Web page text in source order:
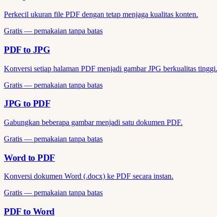
Perkecil ukuran file PDF dengan tetap menjaga kualitas konten.
Gratis — pemakaian tanpa batas
PDF to JPG
Konversi setiap halaman PDF menjadi gambar JPG berkualitas tinggi.
Gratis — pemakaian tanpa batas
JPG to PDF
Gabungkan beberapa gambar menjadi satu dokumen PDF.
Gratis — pemakaian tanpa batas
Word to PDF
Konversi dokumen Word (.docx) ke PDF secara instan.
Gratis — pemakaian tanpa batas
PDF to Word